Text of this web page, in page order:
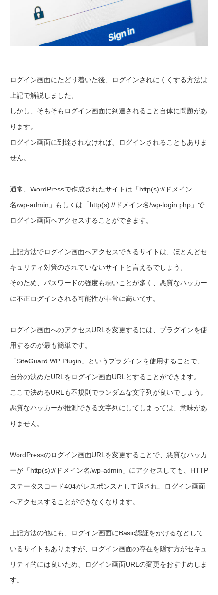
ログイン画面にたどり着いた後、ログインされにくくする方法は
上記で解説しました。
しかし、そもそもログイン画面に到達されること自体に問題があ
ります。
ログイン画面に到達されなければ、ログインされることもありま
せん。
通常、WordPressで作成されたサイトは「http(s)://ドメイン
名/wp-admin」もしくは「http(s)://ドメイン名/wp-login.php」で
ログイン画面へアクセスすることができます。
上記方法でログイン画面へアクセスできるサイトは、ほとんどセ
キュリティ対策のされていないサイトと言えるでしょう。
そのため、パスワードの強度も弱いことが多く、悪質なハッカー
に不正ログインされる可能性が非常に高いです。
ログイン画面へのアクセスURLを変更するには、プラグインを使
用するのが最も簡単です。
「SiteGuard WP Plugin」というプラグインを使用することで、
自分の決めたURLをログイン画面URLとすることができます。
ここで決めるURLも不規則でランダムな文字列が良いでしょう。
悪質なハッカーが推測できる文字列にしてしまっては、意味があ
りません。
WordPressのログイン画面URLを変更することで、悪質なハッカ
ーが「http(s)://ドメイン名/wp-admin」にアクセスしても、HTTP
ステータスコード404がレスポンスとして返され、ログイン画面
へアクセスすることができなくなります。
上記方法の他にも、ログイン画面にBasic認証をかけるなどして
いるサイトもありますが、ログイン画面の存在を隠す方がセキュ
リティ的には良いため、ログイン画面URLの変更をおすすめしま
す。